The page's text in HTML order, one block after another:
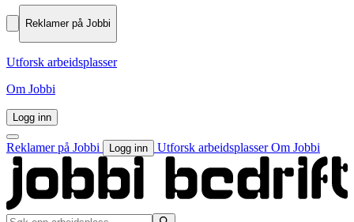
Reklamer på Jobbi
Utforsk arbeidsplasser
Om Jobbi
Logg inn
Reklamer på Jobbi Logg inn Utforsk arbeidsplasserOm Jobbi